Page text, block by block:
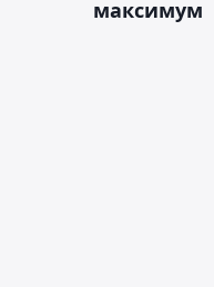
максимум